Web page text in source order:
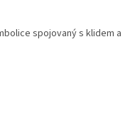
spojovaný s klidem a